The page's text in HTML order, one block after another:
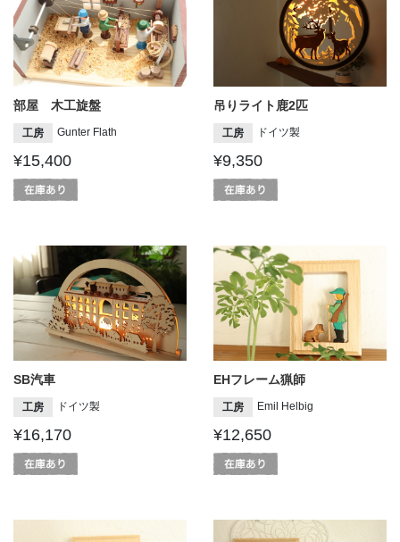
部屋 木工旋盤
工房 Gunter Flath
¥15,400
吊りライト鹿2匹
工房 ドイツ製
¥9,350
SB汽車
工房 ドイツ製
¥16,170
EHフレーム猟師
工房 Emil Helbig
¥12,650